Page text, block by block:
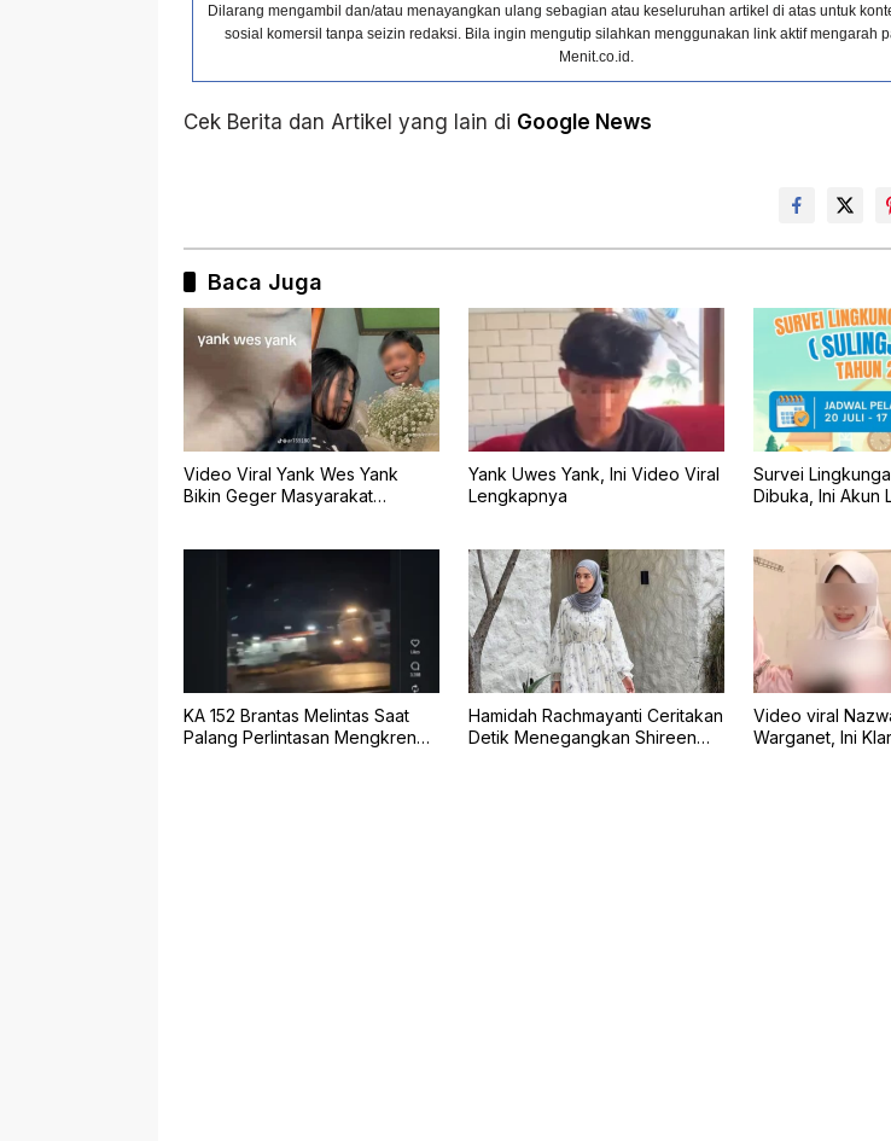
Dilarang mengambil dan/atau menayangkan ulang sebagian atau keseluruhan artikel di atas untuk
sosial komersil tanpa seizin redaksi. Bila ingin mengutip silahkan menggunakan link aktif mengarah
Menit.co.id.
Cek Berita dan Artikel yang lain di Google News
Baca Juga
Video Viral Yank Wes Yank
Bikin Geger Masyarakat
Yank Uwes Yank, Ini Video Viral
Lengkapnya
Survei
Dibuka, Ini Akun
KA 152 Brantas Melintas Saat
Palang Perlintasan Mengkreng
Hamidah Rachmayanti Ceritakan
Detik Menegangkan Shireen
Video viral
Warganet, Ini